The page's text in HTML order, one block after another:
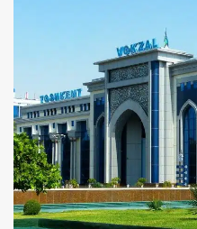
Имам и Медресе